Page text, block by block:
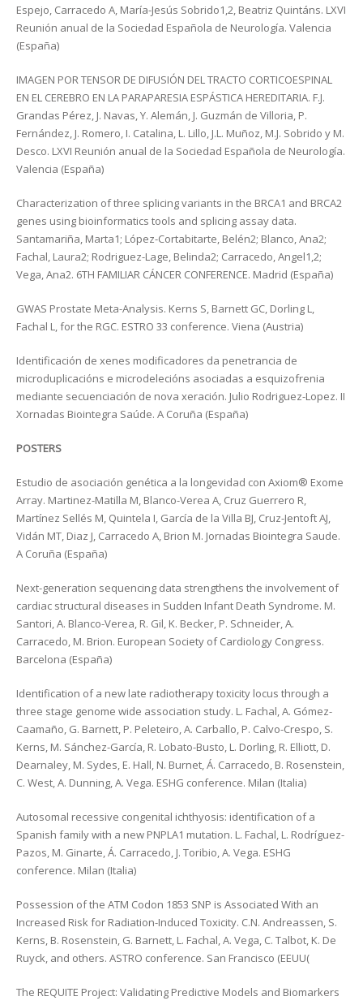
Espejo, Carracedo A, María-Jesús Sobrido1,2, Beatriz Quintáns. LXVI
Reunión anual de la Sociedad Española de Neurología. Valencia
(España)
IMAGEN POR TENSOR DE DIFUSIÓN DEL TRACTO CORTICOESPINAL
EN EL CEREBRO EN LA PARAPARESIA ESPÁSTICA HEREDITARIA. F.J.
Grandas Pérez, J. Navas, Y. Alemán, J. Guzmán de Villoria, P.
Fernández, J. Romero, I. Catalina, L. Lillo, J.L. Muñoz, M.J. Sobrido y M.
Desco. LXVI Reunión anual de la Sociedad Española de Neurología.
Valencia (España)
Characterization of three splicing variants in the BRCA1 and BRCA2
genes using bioinformatics tools and splicing assay data.
Santamariña, Marta1; López-Cortabitarte, Belén2; Blanco, Ana2;
Fachal, Laura2; Rodriguez-Lage, Belinda2; Carracedo, Angel1,2;
Vega, Ana2. 6TH FAMILIAR CÁNCER CONFERENCE. Madrid (España)
GWAS Prostate Meta-Analysis. Kerns S, Barnett GC, Dorling L,
Fachal L, for the RGC. ESTRO 33 conference. Viena (Austria)
Identificación de xenes modificadores da penetrancia de
microduplicacións e microdelecións asociadas a esquizofrenia
mediante secuenciación de nova xeración. Julio Rodriguez-Lopez. II
Xornadas Biointegra Saúde. A Coruña (España)
POSTERS
Estudio de asociación genética a la longevidad con Axiom® Exome
Array. Martinez-Matilla M, Blanco-Verea A, Cruz Guerrero R,
Martínez Sellés M, Quintela I, García de la Villa BJ, Cruz-Jentoft AJ,
Vidán MT, Diaz J, Carracedo A, Brion M. Jornadas Biointegra Saude.
A Coruña (España)
Next-generation sequencing data strengthens the involvement of
cardiac structural diseases in Sudden Infant Death Syndrome. M.
Santori, A. Blanco-Verea, R. Gil, K. Becker, P. Schneider, A.
Carracedo, M. Brion. European Society of Cardiology Congress.
Barcelona (España)
Identification of a new late radiotherapy toxicity locus through a
three stage genome wide association study. L. Fachal, A. Gómez-
Caamaño, G. Barnett, P. Peleteiro, A. Carballo, P. Calvo-Crespo, S.
Kerns, M. Sánchez-García, R. Lobato-Busto, L. Dorling, R. Elliott, D.
Dearnaley, M. Sydes, E. Hall, N. Burnet, Á. Carracedo, B. Rosenstein,
C. West, A. Dunning, A. Vega. ESHG conference. Milan (Italia)
Autosomal recessive congenital ichthyosis: identification of a
Spanish family with a new PNPLA1 mutation. L. Fachal, L. Rodríguez-
Pazos, M. Ginarte, Á. Carracedo, J. Toribio, A. Vega. ESHG
conference. Milan (Italia)
Possession of the ATM Codon 1853 SNP is Associated With an
Increased Risk for Radiation-Induced Toxicity. C.N. Andreassen, S.
Kerns, B. Rosenstein, G. Barnett, L. Fachal, A. Vega, C. Talbot, K. De
Ruyck, and others. ASTRO conference. San Francisco (EEUU(
The REQUITE Project: Validating Predictive Models and Biomarkers